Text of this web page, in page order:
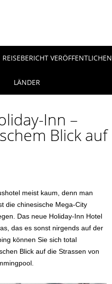
REISEBERICHT VERÖFFENTLICHEN
LÄNDER
Inn –
Blick auf
meist kaum, denn man
die chinesische Mega-City
Das neue Holiday-Inn Hotel
das es sonst nirgends auf der
können Sie sich total
Blick auf die Strassen von